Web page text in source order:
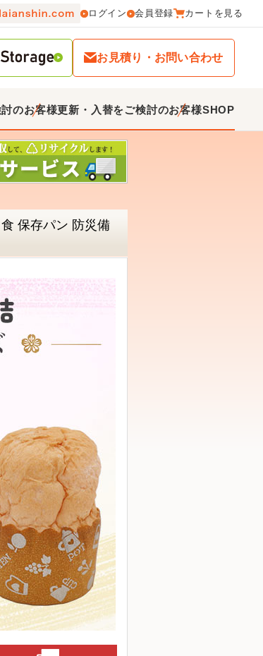
ログイン 会員登録 カートを見る
お見積り・お問い合わせ
のお客様更新・入替をご検討のお客様SHOP
保存パン 防災備